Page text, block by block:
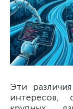
Эти
интересов,